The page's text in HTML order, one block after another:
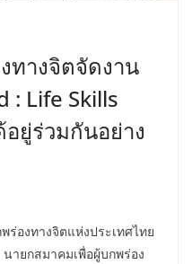
ทางจิตจัดงาน
: Life Skills
ยู่ร่วมกันอย่าง
ร่องทางจิตแห่งประเทศไทย
ายกสมาคมเพื่อผู้บกพร่อง